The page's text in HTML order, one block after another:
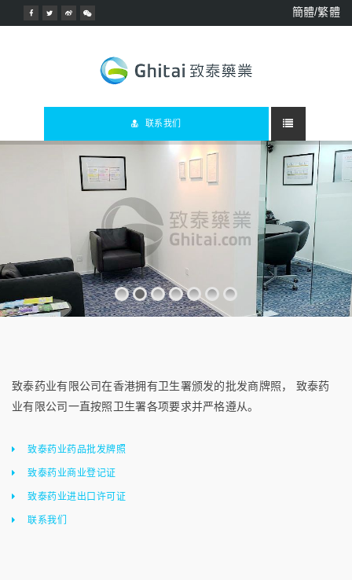
簡體/繁體
联系我们
致泰药业有限公司在香港拥有卫生署颁发的批发商牌照， 致泰药
业有限公司一直按照卫生署各项要求并严格遵从。
致泰药业药品批发牌照
致泰药业商业登记证
致泰药业进出口许可证
联系我们